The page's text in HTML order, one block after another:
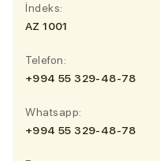
İndeks:
AZ 1001
Telefon:
+994 55 329-48-78
Whatsapp:
+994 55 329-48-78